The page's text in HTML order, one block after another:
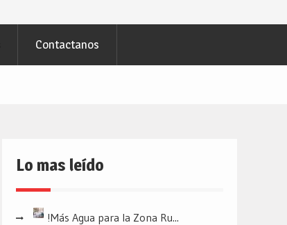
Contactanos
Lo mas leído
!Más Agua para la Zona Ru...